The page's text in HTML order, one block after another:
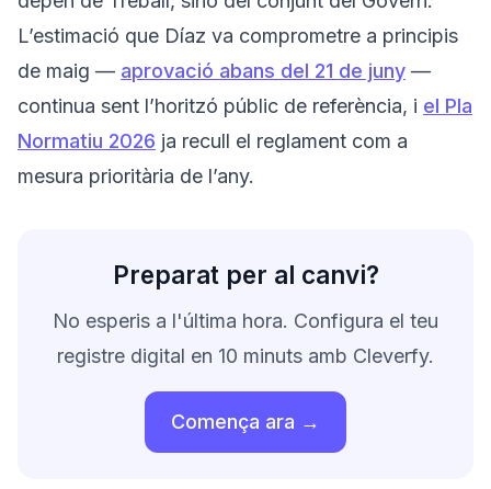
L’estimació que Díaz va comprometre a principis
de maig — aprovació abans del 21 de juny —
continua sent l’horitzó públic de referència, i el Pla
Normatiu 2026 ja recull el reglament com a
mesura prioritària de l’any.
Preparat per al canvi?
No esperis a l'última hora. Configura el teu
registre digital en 10 minuts amb Cleverfy.
Comença ara →